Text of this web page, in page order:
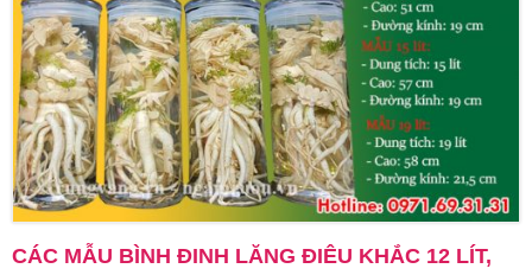
CÁC MẪU BÌNH ĐINH LĂNG ĐIÊU KHẮC 12 LÍT,